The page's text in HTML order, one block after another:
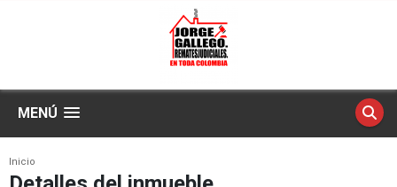
MENÚ
Inicio